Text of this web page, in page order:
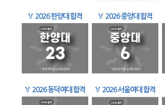
🏅 2026 한양대 합격 🏅 2026 중앙대 합격
🏅 2026 동덕여대 합격 🏅 2026 서울여대 합격